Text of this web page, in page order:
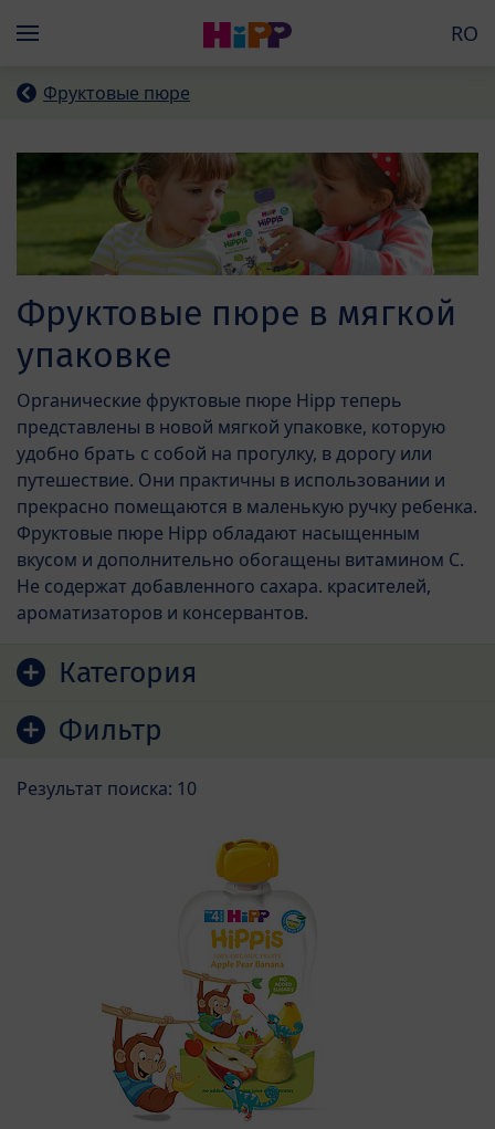
Menü RO
Фруктовые пюре
Перейти к списку продуктов
Категория
Фильтр
Фруктовые пюре в мягкой
упаковке
Органические фруктовые пюре Hipp теперь
представлены в новой мягкой упаковке, которую
удобно брать с собой на прогулку, в дорогу или
путешествие. Они практичны в использовании и
прекрасно помещаются в маленькую ручку ребенка.
Фруктовые пюре Hipp обладают насыщенным
вкусом и дополнительно обогащены витамином С.
Не содержат добавленного сахара. красителей,
ароматизаторов и консервантов.
Результат поиска: 10